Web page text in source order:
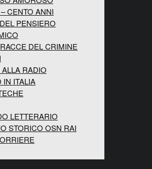
CENTO ANNI
PENSIERO
DEL CRIMINE
RADIO
IN ITALIA
LETTERARIO
STORICO OSN RAI